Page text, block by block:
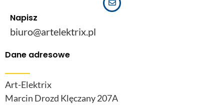
Napisz
biuro@artelektrix.pl
Dane adresowe
Art-Elektrix
Marcin Drozd Klęczany 207A